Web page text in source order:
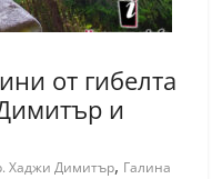
от гибелта
и
Хаджи Димитър, Галина